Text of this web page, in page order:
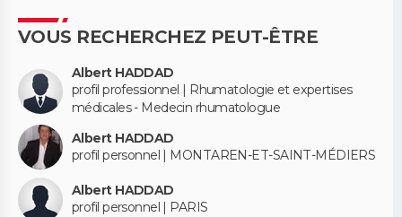
VOUS RECHERCHEZ PEUT-ÊTRE
Albert HADDAD
profil professionnel | Rhumatologie et expertises
médicales - Medecin rhumatologue
Albert HADDAD
profil personnel | MONTAREN-ET-SAINT-MÉDIERS
Albert HADDAD
profil personnel | PARIS